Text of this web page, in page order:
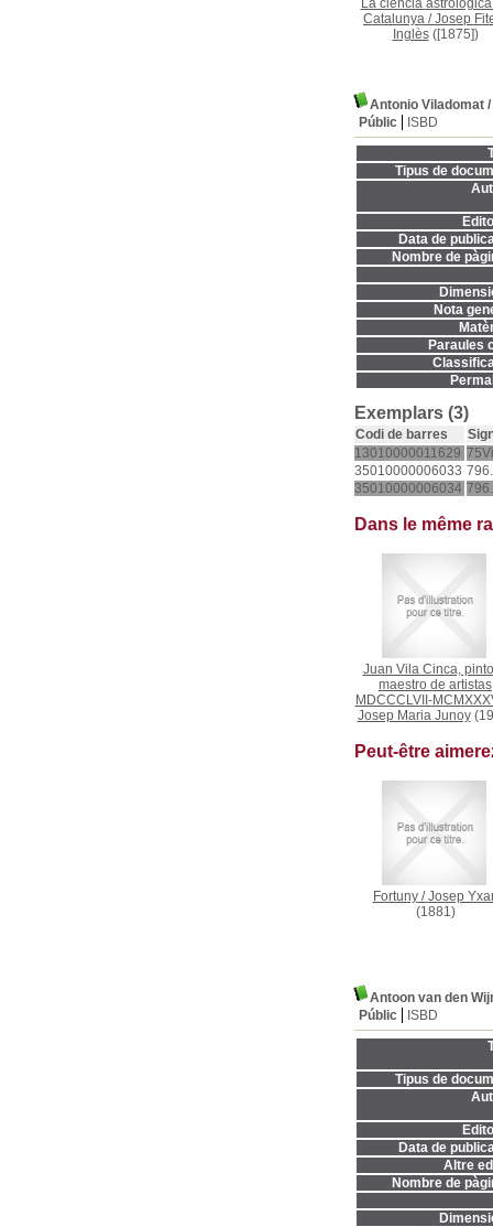
La ciencia
Catalunya /Josep
Inglès([1875])
Antonio Viladomat /
Públic
ISBD
Tipus de
Data de
Nombre de
Nota
Paraules
Exemplars (3)
Codi de barres
13010000011629
35010000006033
35010000006034
Dans le même
Juan Vila Cinca,
maestro de artistas
MDCCCLVII-
Josep Maria Junoy
Peut-être
Fortuny/Josep
(1881)
Antoon van den
Públic
ISBD
Tipus de
Data de
Altre
Nombre de